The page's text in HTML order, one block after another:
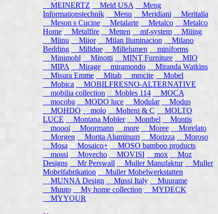
MEINERTZ
Meld USA
Meng
Informationstechnik
Menu Meridiani
Meritalia
Meson s Cucine
Metalarte Metalco
Metalco
Home Metalfire Metten mf-system
Miiing
Miinu
Miior Milan Iluminacion
Milano
Bedding
Milldue Millelumen
miniforms
Minimobl Minotti MINT Furniture
MIO
MIPA
Mirage miramondo
Miranda Watkins
Misura Emme
Mitab mmcite
Mobel
Mobica
MOBILFRESNO-ALTERNATIVE
mobilia collection
Mobles 114
MOCA
mocoba
MODO luce Modular
Modus
MOHDO
molo Molteni & C
MOLTO
LUCE
Montana Mobler Montbel
Montis
moooi
Moormann more Moree
Morelato
Morgen
Morita Aluminum Morizza
Moroso
Mosa
Mosaico+
MOSO bamboo products
mossi
Movecho MOVISI mox
Moz
Designs
Mr Perswall Muller Manufaktur
Muller
Mobelfabrikation
Muller Mobelwerkstatten
MUNNA Design
Mussi Italy
Muurame
Muuto My home collection
MYDECK
MYYOUR